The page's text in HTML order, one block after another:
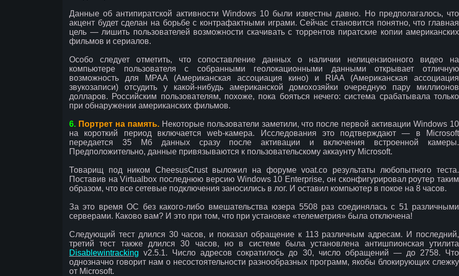
Данные об антипиратской активности Windows 10 были известны давно. Но предполагалось, что
акцент будет сделан на борьбе с контрафактными играми. Сейчас становится понятно, что главная
цель — лишить пользователей возможности скачивать с торрентов пиратские копии американских
фильмов и сериалов.
Особо следует отметить, что сопоставление данных о наличии нелицензионного видео на
компьютере пользователя с собранными геолокационными данными открывает отличную
возможность для MPAA (Американская ассоциация кино) и RIAA (Американская ассоциация
звукозаписи) отсудить у какой-нибудь американской домохозяйки очередную пару миллионов
долларов. Российским пользователям, похоже, пока бояться нечего: система срабатывала только
при обнаружении американских фильмов.
6. Портрет на память.Некоторые пользователи заметили, что после первой активации Windows 10
на короткий период включается web-камера. Исследования это подтверждают — в Microsoft
передается 35 Мб данных сразу после активации и включения встроенной камеры.
Предположительно, данные привязываются к пользовательскому аккаунту Microsoft.
Товарищ под ником CheesusCrust выложил на форуме voat.co результаты любопытного теста.
Поставив на Virtualbox последнюю версию Windows 10 Enterprise, он сконфигурировал роутер таким
образом, что все сетевые подключения заносились в лог. И оставил компьютер в покое на 8 часов.
За это время ОС без какого-либо вмешательства юзера 5508 раз соединялась с 51 различными
серверами. Каково вам? И это при том, что при установке «телеметрия» была отключена!
Следующий тест длился 30 часов, и показал обращение к 113 различным адресам. И последний,
третий тест также длился 30 часов, но в системе была установлена антишпионская утилита
Disablewintracking v2.5.1. Число адресов сократилось до 30, число обращений — до 2758. Что
однозначно говорит нам о несостоятельности разнообразных программ, якобы блокирующих слежку
от Microsoft.